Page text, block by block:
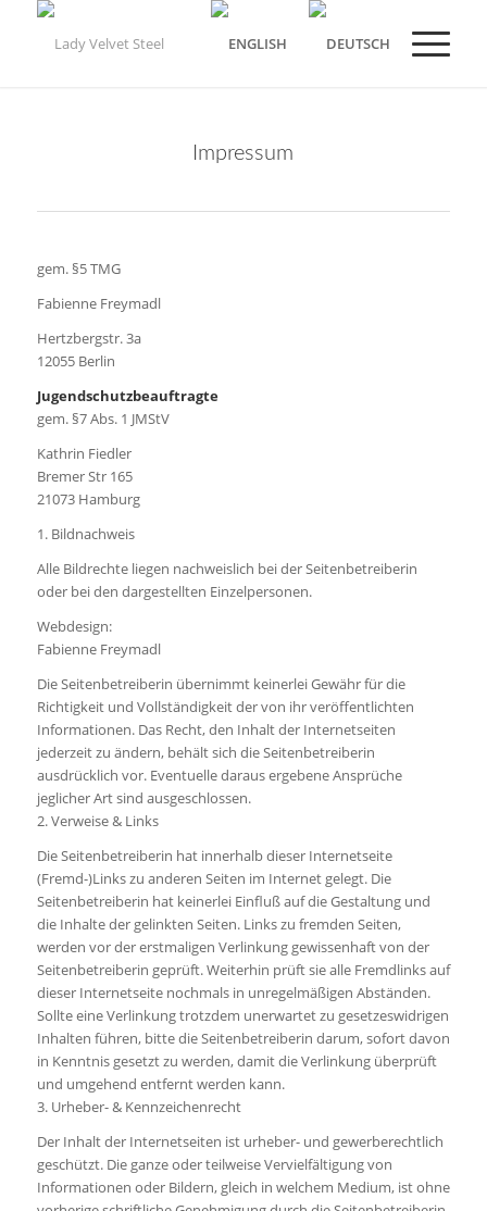
Impressum
gem. §5 TMG
Fabienne Freymadl
Hertzbergstr. 3a
12055 Berlin
Jugendschutzbeauftragte
gem. §7 Abs. 1 JMStV
Kathrin Fiedler
Bremer Str 165
21073 Hamburg
1. Bildnachweis
Alle Bildrechte liegen nachweislich bei der Seitenbetreiberin
oder bei den dargestellten Einzelpersonen.
Webdesign:
Fabienne Freymadl
Die Seitenbetreiberin übernimmt keinerlei Gewähr für die
Richtigkeit und Vollständigkeit der von ihr veröffentlichten
Informationen. Das Recht, den Inhalt der Internetseiten
jederzeit zu ändern, behält sich die Seitenbetreiberin
ausdrücklich vor. Eventuelle daraus ergebene Ansprüche
jeglicher Art sind ausgeschlossen.
2. Verweise & Links
Die Seitenbetreiberin hat innerhalb dieser Internetseite
(Fremd-)Links zu anderen Seiten im Internet gelegt. Die
Seitenbetreiberin hat keinerlei Einfluß auf die Gestaltung und
die Inhalte der gelinkten Seiten. Links zu fremden Seiten,
werden vor der erstmaligen Verlinkung gewissenhaft von der
Seitenbetreiberin geprüft. Weiterhin prüft sie alle Fremdlinks auf
dieser Internetseite nochmals in unregelmäßigen Abständen.
Sollte eine Verlinkung trotzdem unerwartet zu gesetzeswidrigen
Inhalten führen, bitte die Seitenbetreiberin darum, sofort davon
in Kenntnis gesetzt zu werden, damit die Verlinkung überprüft
und umgehend entfernt werden kann.
3. Urheber- & Kennzeichenrecht
Der Inhalt der Internetseiten ist urheber- und gewerberechtlich
geschützt. Die ganze oder teilweise Vervielfältigung von
Informationen oder Bildern, gleich in welchem Medium, ist ohne